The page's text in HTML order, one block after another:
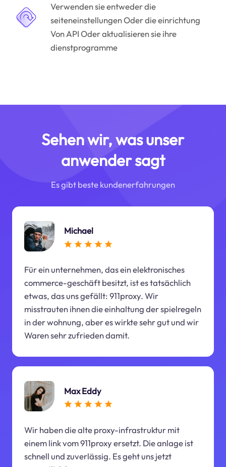
Verwenden sie entweder die
seiteneinstellungen Oder die einrichtung
Von API Oder aktualisieren sie ihre
dienstprogramme
Sehen wir, was unser
anwender sagt
Es gibt beste kundenerfahrungen
Michael
Für ein unternehmen, das ein elektronisches
commerce-geschäft besitzt, ist es tatsächlich
etwas, das uns gefällt: 911proxy. Wir
misstrauten ihnen die einhaltung der spielregeln
in der wohnung, aber es wirkte sehr gut und wir
Waren sehr zufrieden damit.
Max Eddy
Wir haben die alte proxy-infrastruktur mit
einem link vom 911proxy ersetzt. Die anlage ist
schnell und zuverlässig. Es geht uns jetzt